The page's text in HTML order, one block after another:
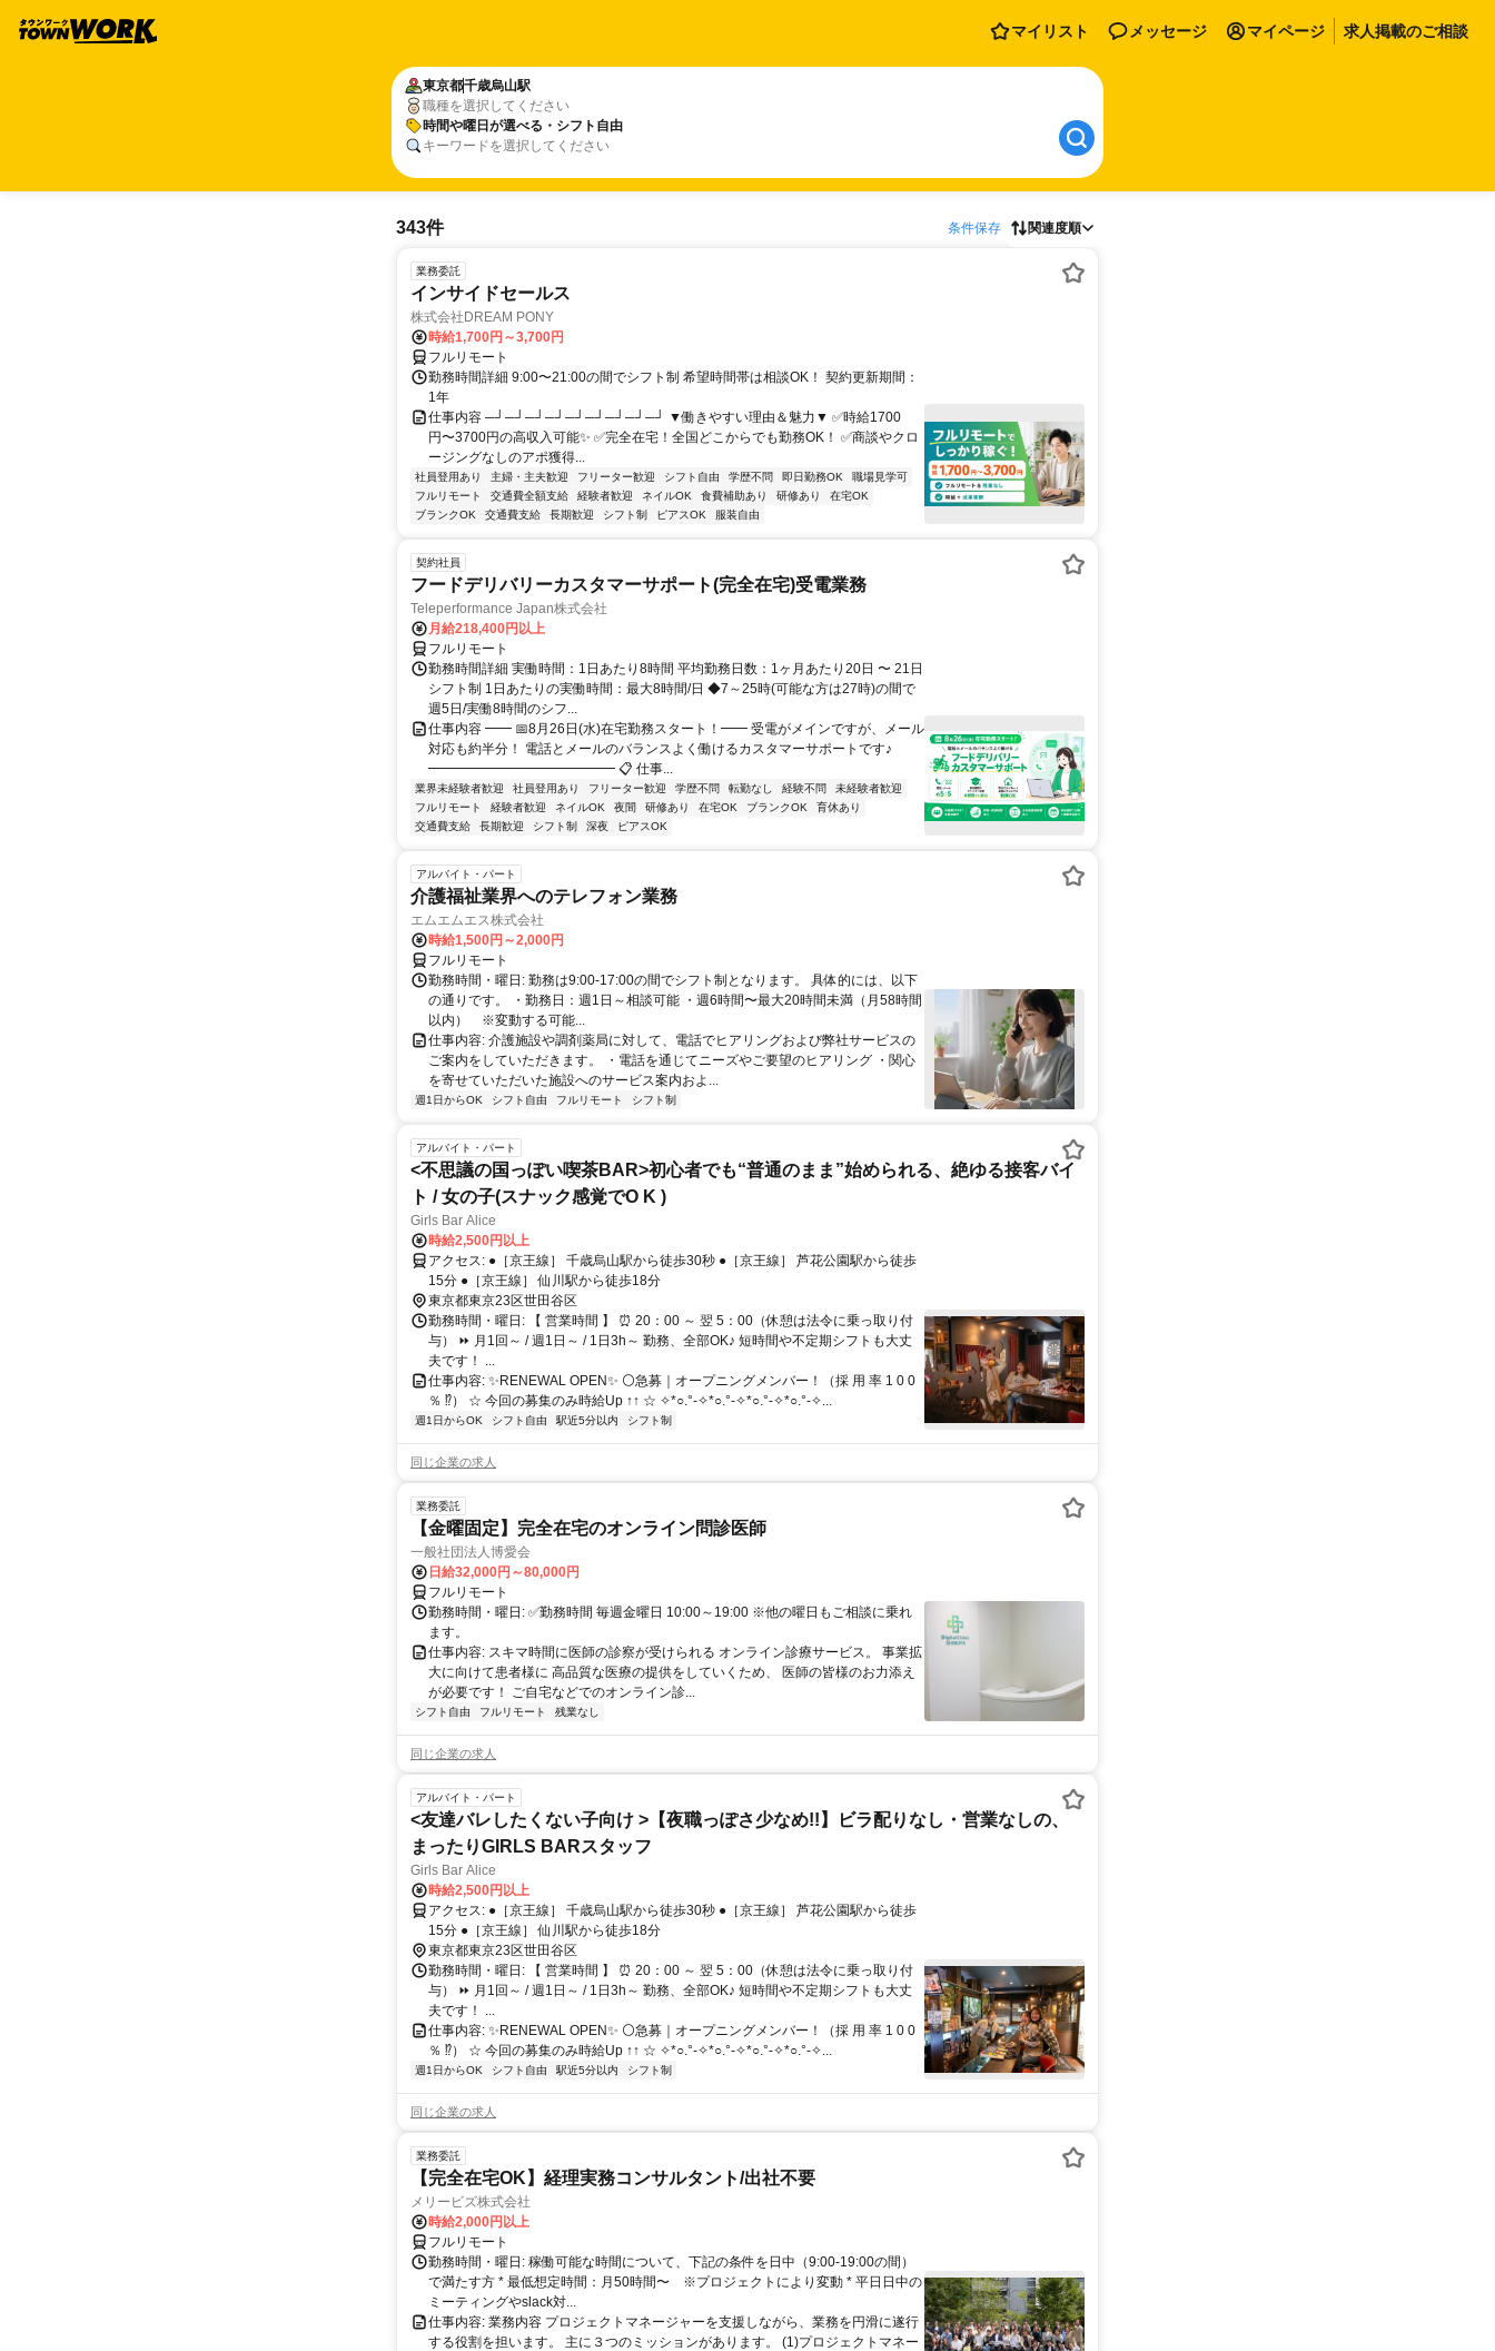
マイリスト メッセージ マイページ 求人掲載のご相談
東京都千歳烏山駅
職種を選択してください
時間や曜日が選べる・シフト自由
キーワードを選択してください
343件 条件保存 関連度順
業務委託
インサイドセールス
株式会社DREAM PONY
時給1,700円～3,700円
フルリモート
勤務時間詳細 9:00〜21:00の間でシフト制 希望時間帯は相談OK！ 契約更新期間：
1年
仕事内容 ─┘─┘─┘─┘─┘─┘─┘─┘─┘ ▼働きやすい理由＆魅力▼ ✅時給1700
円〜3700円の高収入可能✨ ✅完全在宅！全国どこからでも勤務OK！ ✅商談やクロ
ージングなしのアポ獲得...
社員登用あり 主婦・主夫歓迎 フリーター歓迎 シフト自由 学歴不問 即日勤務OK
職場見学可
フルリモート
交通費全額支給 経験者歓迎 ネイルOK 食費補助あり 研修あり
在宅OK
ブランクOK
交通費支給 長期歓迎 シフト制 ピアスOK 服装自由
契約社員
フードデリバリーカスタマーサポート(完全在宅)受電業務
Teleperformance Japan株式会社
月給218,400円以上
フルリモート
勤務時間詳細 実働時間：1日あたり8時間 平均勤務日数：1ヶ月あたり20日 〜 21日
シフト制 1日あたりの実働時間：最大8時間/日 ◆7～25時(可能な方は27時)の間で
週5日/実働8時間のシフ...
仕事内容 ━━ 📅8月26日(水)在宅勤務スタート！━━ 受電がメインですが、メール
対応も約半分！ 電話とメールのバランスよく働けるカスタマーサポートです♪
━━━━━━━━━━━━━━ 📋 仕事...
業界未経験者歓迎 社員登用あり フリーター歓迎 学歴不問 転勤なし 経験不問
未経験者歓迎
フルリモート
経験者歓迎 ネイルOK 夜間 研修あり 在宅OK ブランクOK
育休あり
交通費支給
長期歓迎 シフト制 深夜 ピアスOK
アルバイト・パート
介護福祉業界へのテレフォン業務
エムエムエス株式会社
時給1,500円～2,000円
フルリモート
勤務時間・曜日: 勤務は9:00-17:00の間でシフト制となります。 具体的には、以下
の通りです。 ・勤務日：週1日～相談可能 ・週6時間〜最大20時間未満（月58時間
以内） ※変動する可能...
仕事内容: 介護施設や調剤薬局に対して、電話でヒアリングおよび弊社サービスの
ご案内をしていただきます。 ・電話を通じてニーズやご要望のヒアリング ・関心
を寄せていただいた施設へのサービス案内およ...
週1日からOK シフト自由 フルリモート シフト制
アルバイト・パート
<不思議の国っぽい喫茶BAR>初心者でも“普通のまま”始められる、絶ゆる接客バイ
ト / 女の子(スナック感覚でO K )
Girls Bar Alice
時給2,500円以上
アクセス: ●［京王線］ 千歳烏山駅から徒歩30秒 ●［京王線］ 芦花公園駅から徒歩
15分 ●［京王線］ 仙川駅から徒歩18分
東京都東京23区世田谷区
勤務時間・曜日: 【 営業時間 】 ⏰ 20：00 ～ 翌 5：00（休憩は法令に乗っ取り付
与） ⏩ 月1回～ / 週1日～ / 1日3h～ 勤務、全部OK♪ 短時間や不定期シフトも大丈
夫です！ ...
仕事内容: ✨RENEWAL OPEN✨ ⚪急募｜オープニングメンバー！（採 用 率 1 0 0
％ ⁉） ☆ 今回の募集のみ時給Up ↑↑ ☆ ✧*○.°-✧*○.°-✧*○.°-✧*○.°-✧...
週1日からOK シフト自由 駅近5分以内 シフト制
同じ企業の求人
業務委託
【金曜固定】完全在宅のオンライン問診医師
一般社団法人博愛会
日給32,000円～80,000円
フルリモート
勤務時間・曜日: ✅勤務時間 毎週金曜日 10:00～19:00 ※他の曜日もご相談に乗れ
ます。
仕事内容: スキマ時間に医師の診察が受けられる オンライン診療サービス。 事業拡
大に向けて患者様に 高品質な医療の提供をしていくため、 医師の皆様のお力添え
が必要です！ ご自宅などでのオンライン診...
シフト自由 フルリモート 残業なし
同じ企業の求人
アルバイト・パート
<友達バレしたくない子向け >【夜職っぽさ少なめ!!】ビラ配りなし・営業なしの、
まったりGIRLS BARスタッフ
Girls Bar Alice
時給2,500円以上
アクセス: ●［京王線］ 千歳烏山駅から徒歩30秒 ●［京王線］ 芦花公園駅から徒歩
15分 ●［京王線］ 仙川駅から徒歩18分
東京都東京23区世田谷区
勤務時間・曜日: 【 営業時間 】 ⏰ 20：00 ～ 翌 5：00（休憩は法令に乗っ取り付
与） ⏩ 月1回～ / 週1日～ / 1日3h～ 勤務、全部OK♪ 短時間や不定期シフトも大丈
夫です！ ...
仕事内容: ✨RENEWAL OPEN✨ ⚪急募｜オープニングメンバー！（採 用 率 1 0 0
％ ⁉） ☆ 今回の募集のみ時給Up ↑↑ ☆ ✧*○.°-✧*○.°-✧*○.°-✧*○.°-✧...
週1日からOK シフト自由 駅近5分以内 シフト制
同じ企業の求人
業務委託
【完全在宅OK】経理実務コンサルタント/出社不要
メリービズ株式会社
時給2,000円以上
フルリモート
勤務時間・曜日: 稼働可能な時間について、下記の条件を日中（9:00-19:00の間）
で満たす方 * 最低想定時間：月50時間〜 ※プロジェクトにより変動 * 平日日中の
ミーティングやslack対...
仕事内容: 業務内容 プロジェクトマネージャーを支援しながら、業務を円滑に遂行
する役割を担います。 主に３つのミッションがあります。 (1)プロジェクトマネー